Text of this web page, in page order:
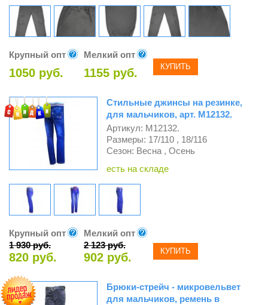
Крупный опт Мелкий опт
1050 руб. 1155 руб. КУПИТЬ
Стильные джинсы на резинке,
для мальчиков, арт. М12132.
Артикул: М12132.
Размеры: 17/110 , 18/116
Сезон: Весна , Осень
есть на складе
Крупный опт
Мелкий опт
1 930 руб.
820 руб.
2 123 руб.
902 руб. КУПИТЬ
Брюки-стрейч - микровельвет
для мальчиков, ремень в